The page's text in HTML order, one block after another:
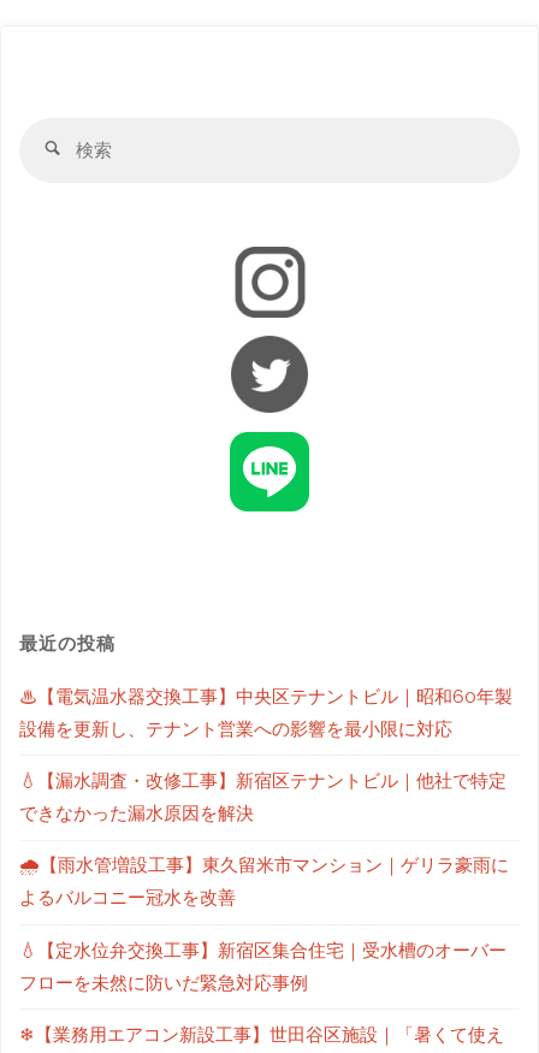
最近の投稿
♨【電気温水器交換工事】中央区テナントビル｜昭和60年製
設備を更新し、テナント営業への影響を最小限に対応
💧【漏水調査・改修工事】新宿区テナントビル｜他社で特定
できなかった漏水原因を解決
🌧【雨水管増設工事】東久留米市マンション｜ゲリラ豪雨に
よるバルコニー冠水を改善
💧【定水位弁交換工事】新宿区集合住宅｜受水槽のオーバー
フローを未然に防いだ緊急対応事例
❄【業務用エアコン新設工事】世田谷区施設｜「暑くて使え